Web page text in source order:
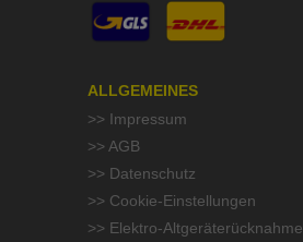
ALLGEMEINES
>> Impressum
>> AGB
>> Datenschutz
>> Cookie-Einstellungen
>> Elektro-Altgeräterücknahme